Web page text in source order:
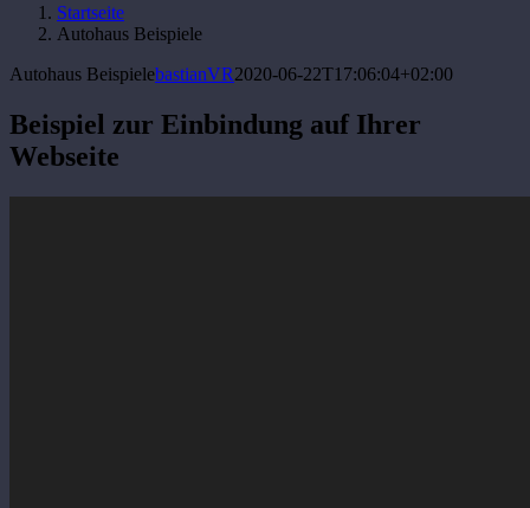
Startseite
Autohaus Beispiele
Autohaus BeispielebastianVR2020-06-22T17:06:04+02:00
Beispiel zur Einbindung auf Ihrer
Webseite